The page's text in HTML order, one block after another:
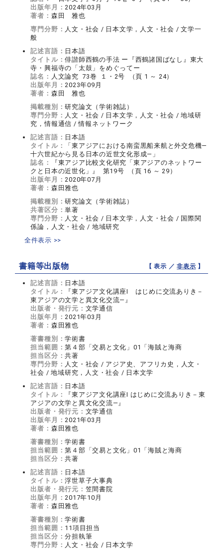
出版年月：2024年03月
著者： 森田 雅也
専門分野： 人文・社会 / 日本文学，人文・社会 / 文学一
般
記述言語： 日本語
タイトル：俳諧師西鶴の手法 ー『西鶴諸国ばなし』東大
寺・興福寺の「太鼓」をめぐってー
誌名： 人文論究 73巻 １・2号 （頁 1 ～ 24）
出版年月：2023年09月
著者： 森田 雅也
掲載種別：研究論文（学術雑誌）
専門分野： 人文・社会 / 日本文学，人文・社会 / 地域研
究，情報通信 / 情報ネットワーク
記述言語： 日本語
タイトル：
「東アジアにおける南蛮黒船来航と外交危機―
十六世紀から見る日本の近世文化形成―」
誌名：
『東アジア比較文化研究「東アジアのネットワー
クと日本の近世化」』 第19号 （頁 16 ～ 29）
出版年月：2020年07月
著者： 森田雅也
掲載種別：研究論文（学術雑誌）
共著区分：単著
専門分野： 人文・社会 / 日本文学，人文・社会 / 国際関
係論，人文・社会 / 地域研究
全件表示 >>
書籍等出版物 【 表示 ／非表示 】
記述言語： 日本語
タイトル：
『東アジア文化講座Ⅰ はじめに交流ありき－
東アジアの文学と異文化交流―』
出版者・発行元： 文学通信
出版年月：2021年03月
著者： 森田雅也
著書種別：学術書
担当範囲：第４部「交易と文化」01「海賊と海商
担当区分：共著
専門分野： 人文・社会 / アジア史、アフリカ史，人文・
社会 / 地域研究，人文・社会 / 日本文学
記述言語： 日本語
タイトル：
『東アジア文化講座Ⅰ はじめに交流ありき－東
アジアの文学と異文化交流―』
出版者・発行元： 文学通信
出版年月：2021年03月
著者： 森田雅也
著書種別：学術書
担当範囲：第４部「交易と文化」01「海賊と海商
担当区分：共著
記述言語： 日本語
タイトル：浮世草子大事典
出版者・発行元： 笠間書院
出版年月：2017年10月
著者： 森田雅也
著書種別：学術書
担当範囲： 11項目担当
担当区分：分担執筆
専門分野： 人文・社会 / 日本文学